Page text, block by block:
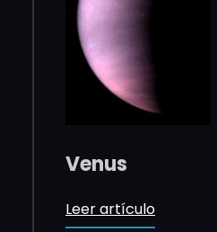
Venus
Leer artículo